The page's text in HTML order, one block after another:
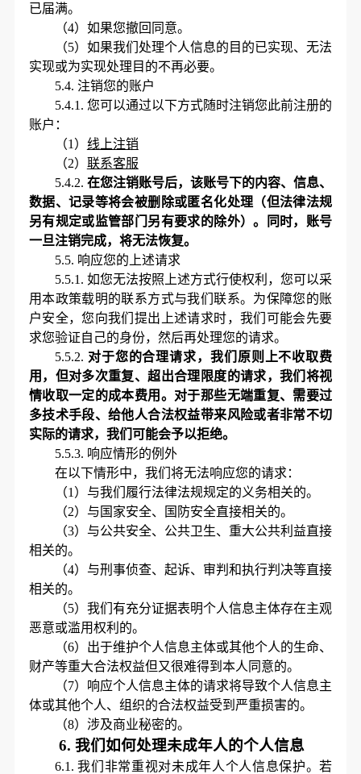
已届满。
（4）如果您撤回同意。
（5）如果我们处理个人信息的目的已实现、无法
实现或为实现处理目的不再必要。
5.4. 注销您的账户
5.4.1. 您可以通过以下方式随时注销您此前注册的
账户：
（1） 线上注销
（2） 联系客服
5.4.2. 在您注销账号后，该账号下的内容、信息、
数据、记录等将会被删除或匿名化处理（但法律法规
另有规定或监管部门另有要求的除外）。同时，账号
一旦注销完成，将无法恢复。
5.5. 响应您的上述请求
5.5.1. 如您无法按照上述方式行使权利，您可以采
用本政策载明的联系方式与我们联系。为保障您的账
户安全，您向我们提出上述请求时，我们可能会先要
求您验证自己的身份，然后再处理您的请求。
5.5.2. 对于您的合理请求，我们原则上不收取费
用，但对多次重复、超出合理限度的请求，我们将视
情收取一定的成本费用。对于那些无端重复、需要过
多技术手段、给他人合法权益带来风险或者非常不切
实际的请求，我们可能会予以拒绝。
5.5.3. 响应情形的例外
在以下情形中，我们将无法响应您的请求：
（1）与我们履行法律法规规定的义务相关的。
（2）与国家安全、国防安全直接相关的。
（3）与公共安全、公共卫生、重大公共利益直接
相关的。
（4）与刑事侦查、起诉、审判和执行判决等直接
相关的。
（5）我们有充分证据表明个人信息主体存在主观
恶意或滥用权利的。
（6）出于维护个人信息主体或其他个人的生命、
财产等重大合法权益但又很难得到本人同意的。
（7）响应个人信息主体的请求将导致个人信息主
体或其他个人、组织的合法权益受到严重损害的。
（8）涉及商业秘密的。
6.我们如何处理未成年人的个人信息
6.1.我们非常重视对未成年人个人信息保护。若